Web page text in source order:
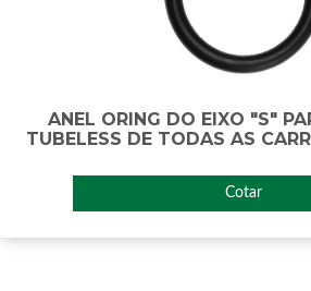
ANEL ORING DO EIXO "S"
TUBELESS DE TODAS AS
Cotar